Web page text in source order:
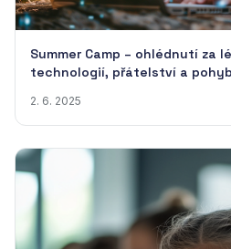
Summer Camp – ohlédnutí za
technologií, přátelství a
2. 6. 2025